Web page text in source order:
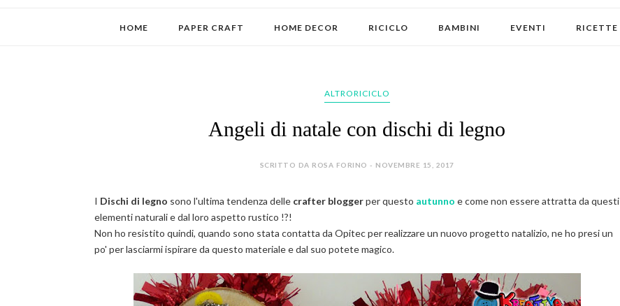
HOME PAPER CRAFT HOME DECOR RICICLO BAMBINI EVENTI RICETTE
ALTRORICICLO
Angeli di natale con dischi di legno
SCRITTO DA ROSA FORINO - NOVEMBRE 15, 2017
I Dischi di legno sono l'ultima tendenza delle crafter bloggerper questo autunno e come non essere attratta da questi
elementi naturali e dal loro aspetto rustico !?!
Non ho resistito quindi, quando sono stata contatta da Opitec per realizzare un nuovo progetto natalizio, ne ho presi un
po' per lasciarmi ispirare da questo materiale e dal suo potete magico.